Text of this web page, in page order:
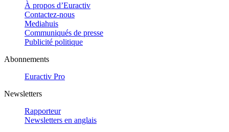
À propos d’Euractiv
Contactez-nous
Mediahuis
Communiqués de presse
Publicité politique
Abonnements
Euractiv Pro
Newsletters
Rapporteur
Newsletters en anglais